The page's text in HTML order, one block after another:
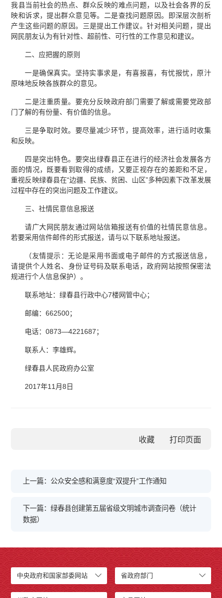
我县当前社会的热点、群众反映的难点问题，以及社会各界的反
映和诉求，提出群众意见等。二是查找问题原因。即深层次剖析
产生这些问题的原因。三是提出工作建议。针对相关问题，提出
网民朋友认为有针对性、超前性、可行性的工作意见和建议。
二、应把握的原则
一是确保真实。坚持实事求是，有喜报喜，有忧报忧，原汁
原味地反映各族群众的意见。
二是注重质量。要充分反映政府部门需要了解或需要党政部
门了解的有份量、有价值的信息。
三是争取时效。要尽量减少环节，提高效率，进行适时收集
和反映。
四是突出特色。要突出绿春县正在进行的经济社会发展各方
面的情况，既要看到取得的成绩，又要正视存在的差距和不足，
重视反映绿春县在“边疆、民族、贫困、山区”多种因素下改革发展
过程中存在的突出问题及工作建议。
三、社情民意信息报送
请广大网民朋友通过网站信箱报送有价值的社情民意信息。
若要采用信件邮件的形式报送，请与以下联系地址报送。
（友情提示：无论是采用书面或电子邮件的方式报送信息，
请提供个人姓名、身份证号码及联系电话，政府网站按照保密法
规进行个人信息保护）。
联系地址：绿春县行政中心7楼网管中心；
邮编：662500；
电话：0873—4221687；
联系人：李雄辉。
绿春县人民政府办公室
2017年11月8日
收藏
上一篇：公众安全感和满意度“双提升”工作通知
下一篇：绿春县创建第五届省级文明城市调查问卷（统计
数据）
中央政府和国家部委网站 省政府部门